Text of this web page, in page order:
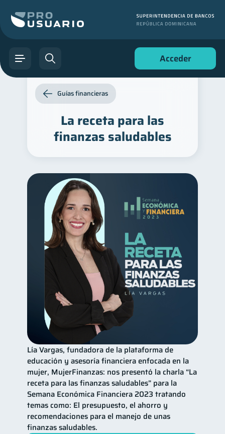
Acceder
Lía Vargas, fundadora de la plataforma de
educación y asesoría financiera enfocada en la
mujer, MujerFinanzas: nos presentó la charla “La
receta para las finanzas saludables” para la
Semana Económica Financiera 2023 tratando
temas como: El presupuesto, el ahorro y
recomendaciones para el manejo de unas
finanzas saludables.
La receta para las
finanzas saludables
Guías financieras